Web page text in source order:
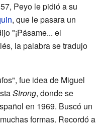
Peyo le pidió a su
, que le pasara un
"¡Pásame... el
la palabra se tradujo
fue idea de Miguel
Strong, donde se
en 1969. Buscó un
formas. Recordó a